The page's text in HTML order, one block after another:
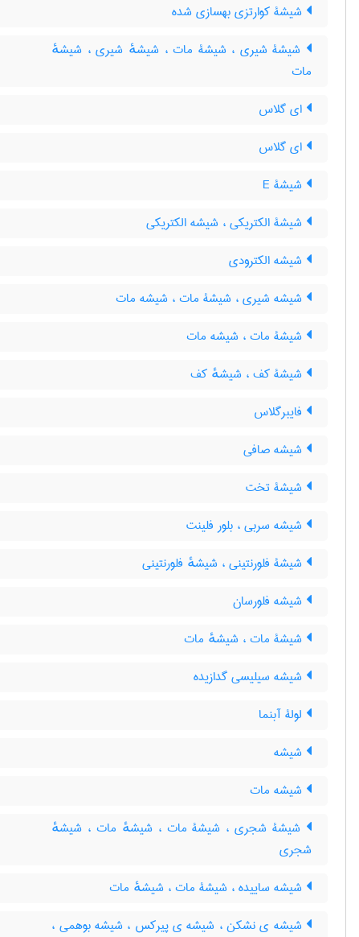
شیشۀ کوارتزی بهسازی شده
شیشۀ شیری ، شیشۀ مات ، شیشهٔ شیری ، شیشهٔ
مات
ای گلاس
ای گلاس
شیشۀ E
شیشۀ الکتریکی ، شیشه الکتریکی
شیشه الکترودی
شیشه شیری ، شیشۀ مات ، شیشه مات
شیشۀ مات ، شیشه مات
شیشۀ کف ، شیشهٔ کف
فایبرگلاس
شیشه صافی
شیشۀ تخت
شیشه سربی ، بلور فلینت
شیشۀ فلورنتینی ، شیشهٔ فلورنتینی
شیشه فلورسان
شیشۀ مات ، شیشهٔ مات
شیشه سیلیسی گدازیده
لولۀ آبنما
شیشه
شیشه مات
شیشۀ شجری ، شیشۀ مات ، شیشهٔ مات ، شیشهٔ
شجری
شیشه ساییده ، شیشۀ مات ، شیشهٔ مات
شیشه ی نشکن ، شیشه ی پیرکس ، شیشه بوهمی ،